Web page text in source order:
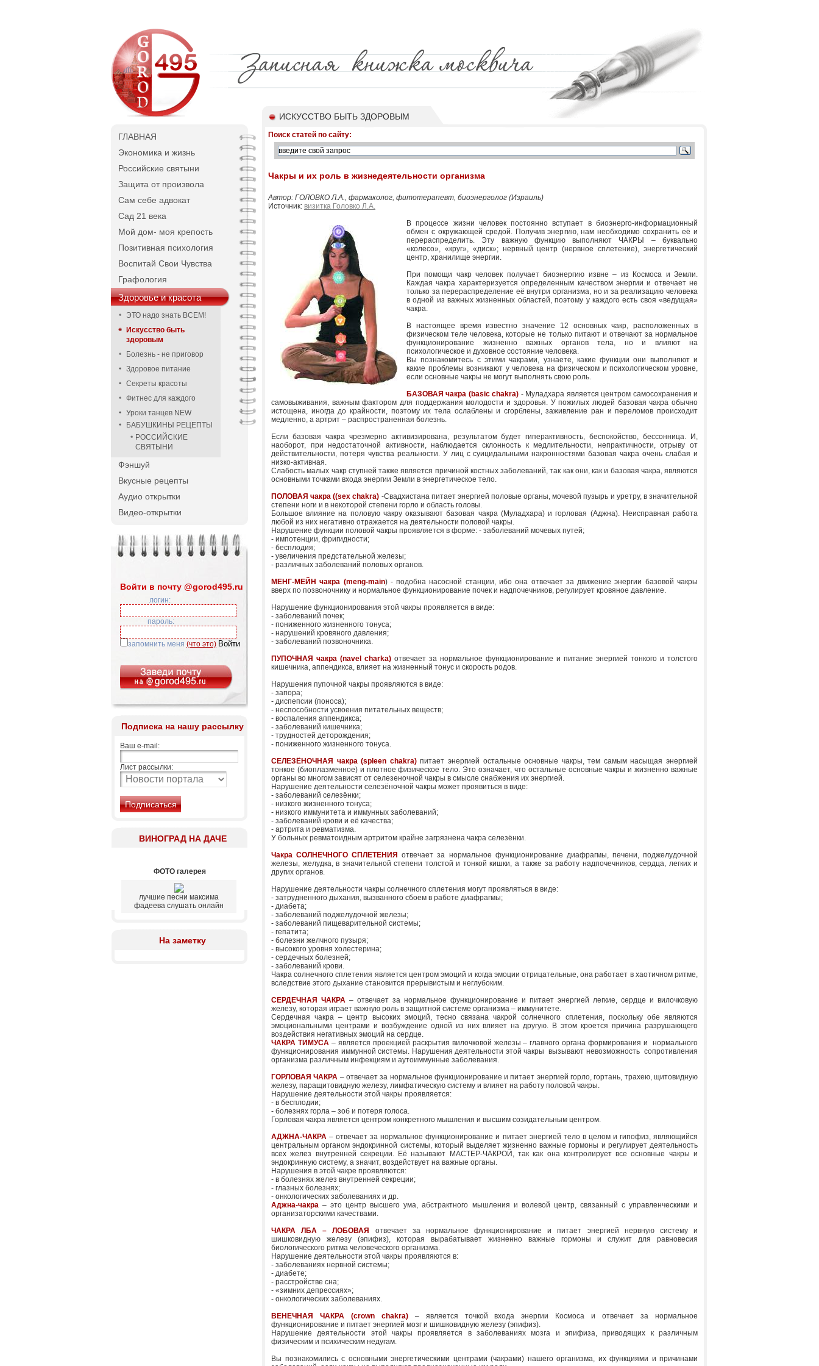
ГЛАВНАЯ
Экономика и жизнь
Российские святыни
Защита от произвола
Сам себе адвокат
Сад 21 века
Мой дом- моя крепость
Позитивная психология
Воспитай Свои Чувства
Графология
Здоровье и красота
ЭТО надо знать ВСЕМ!
Искусство быть
здоровым
Болезнь - не приговор
Здоровое питание
Секреты красоты
Фитнес для каждого
Уроки танцев NEW
БАБУШКИНЫ РЕЦЕПТЫ
РОССИЙСКИЕ
СВЯТЫНИ
Фэншуй
Вкусные рецепты
Аудио открытки
Видео-открытки
Войти в почту @gorod495.ru
логин:
пароль:
запомнить меня (что это)
Подписка на нашу рассылку
Ваш e-mail:
Лист рассылки:
ВИНОГРАД НА ДАЧЕ
ФОТО галерея
лучшие песни максима
фадеева слушать онлайн
На заметку
ИСКУССТВО БЫТЬ ЗДОРОВЫМ
Поиск статей по сайту:
Чакры и их роль в жизнедеятельности организма
Автор: ГОЛОВКО Л.А., фармаколог, фитотерапевт, биоэнерголог (Израиль)
Источник: визитка Головко Л.А.
В процессе жизни человек постоянно вступает в биоэнерго-информационный
обмен с окружающей средой. Получив энергию, нам необходимо сохранить её и
перераспределить. Эту важную функцию выполняют ЧАКРЫ – буквально
«колесо», «круг», «диск»; нервный центр (нервное сплетение), энергетический
центр, хранилище энергии.
При помощи чакр человек получает биоэнергию извне – из Космоса и Земли.
Каждая чакра характеризуется определенным качеством энергии и отвечает не
только за перераспределение её внутри организма, но и за реализацию человека
в одной из важных жизненных областей, поэтому у каждого есть своя «ведущая»
чакра.
В настоящее время известно значение 12 основных чакр, расположенных в
физическом теле человека, которые не только питают и отвечают за нормальное
функционирование жизненно важных органов тела, но и влияют на
психологическое и духовное состояние человека.
Вы познакомитесь с этими чакрами, узнаете, какие функции они выполняют и
какие проблемы возникают у человека на физическом и психологическом уровне,
если основные чакры не могут выполнять свою роль.
БАЗОВАЯ чакра (basic chakra) - Муладхара является центром самосохранения и
самовыживания, важным фактором для поддержания молодости и здоровья. У пожилых людей базовая чакра обычно
истощена, иногда до крайности, поэтому их тела ослаблены и сгорблены, заживление ран и переломов происходит
медленно, а артрит – распространенная болезнь.
Если базовая чакра чрезмерно активизирована, результатом будет гиперактивность, беспокойство, бессонница. И,
наоборот, при недостаточной активности, наблюдается склонность к медлительности, непрактичности, отрыву от
действительности, потеря чувства реальности. У лиц с суицидальными накронностями базовая чакра очень слабая и
низко-активная.
Слабость малых чакр ступней также является причиной костных заболеваний, так как они, как и базовая чакра, являются
основными точками входа энергии Земли в энергетическое тело.
ПОЛОВАЯ чакра ((sex chakra) -Свадхистана питает энергией половые органы, мочевой пузырь и уретру, в значительной
степени ноги и в некоторой степени горло и область головы.
Большое влияние на половую чакру оказывают базовая чакра (Муладхара) и горловая (Аджна). Неисправная работа
любой из них негативно отражается на деятельности половой чакры.
Нарушение функции половой чакры проявляется в форме: - заболеваний мочевых путей;
- импотенции, фригидности;
- бесплодия;
- увеличения предстательной железы;
- различных заболеваний половых органов.
МЕНГ-МЕЙН чакра (meng-main) - подобна насосной станции, ибо она отвечает за движение энергии базовой чакры
вверх по позвоночнику и нормальное функционирование почек и надпочечников, регулирует кровяное давление.
Нарушение функционирования этой чакры проявляется в виде:
- заболеваний почек;
- пониженного жизненного тонуса;
- нарушений кровяного давления;
- заболеваний позвоночника.
ПУПОЧНАЯ чакра (navel charka) отвечает за нормальное функционирование и питание энергией тонкого и толстого
кишечника, аппендикса, влияет на жизненный тонус и скорость родов.
Нарушения пупочной чакры проявляются в виде:
- запора;
- диспепсии (поноса);
- неспособности усвоения питательных веществ;
- воспаления аппендикса;
- заболеваний кишечника;
- трудностей деторождения;
- пониженного жизненного тонуса.
СЕЛЕЗЁНОЧНАЯ чакра (spleen chakra) питает энергией остальные основные чакры, тем самым насыщая энергией
тонкое (биоплазменное) и плотное физическое тело. Это означает, что остальные основные чакры и жизненно важные
органы во многом зависят от селезеночной чакры в смысле снабжения их энергией.
Нарушение деятельности селезёночной чакры может проявиться в виде:
- заболеваний селезёнки;
- низкого жизненного тонуса;
- низкого иммунитета и иммунных заболеваний;
- заболеваний крови и её качества;
- артрита и ревматизма.
У больных ревматоидным артритом крайне загрязнена чакра селезёнки.
Чакра СОЛНЕЧНОГО СПЛЕТЕНИЯ
отвечает за нормальное функционирование диафрагмы, печени, поджелудочной
железы, желудка, в значительной степени толстой и тонкой кишки, а также за работу надпочечников, сердца, легких и
других органов.
Нарушение деятельности чакры солнечного сплетения могут проявляться в виде:
- затрудненного дыхания, вызванного сбоем в работе диафрагмы;
- диабета;
- заболеваний поджелудочной железы;
- заболеваний пищеварительной системы;
- гепатита;
- болезни желчного пузыря;
- высокого уровня холестерина;
- сердечных болезней;
- заболеваний крови.
Чакра солнечного сплетения является центром эмоций и когда эмоции отрицательные, она работает в хаотичном ритме,
вследствие этого дыхание становится прерывистым и неглубоким.
СЕРДЕЧНАЯ ЧАКРА – отвечает за нормальное функционирование и питает энергией легкие, сердце и вилочковую
железу, которая играет важную роль в защитной системе организма – иммунитете.
Сердечная чакра – центр высоких эмоций, тесно связана чакрой солнечного сплетения, поскольку обе являются
эмоциональными центрами и возбуждение одной из них влияет на другую. В этом кроется причина разрушающего
воздействия негативных эмоций на сердце.
ЧАКРА ТИМУСА – является проекцией раскрытия вилочковой железы – главного органа формирования и нормального
функционирования иммунной системы. Нарушения деятельности этой чакры вызывают невозможность сопротивления
организма различным инфекциям и аутоиммунные заболевания.
ГОРЛОВАЯ ЧАКРА – отвечает за нормальное функционирование и питает энергией горло, гортань, трахею, щитовидную
железу, паращитовидную железу, лимфатическую систему и влияет на работу половой чакры.
Нарушение деятельности этой чакры проявляется:
- в бесплодии;
- болезнях горла – зоб и потеря голоса.
Горловая чакра является центром конкретного мышления и высшим созидательным центром.
АДЖНА-ЧАКРА – отвечает за нормальное функционирование и питает энергией тело в целом и гипофиз, являющийся
центральным органом эндокринной системы, который выделяет жизненно важные гормоны и регулирует деятельность
всех желез внутренней секреции. Её называют МАСТЕР-ЧАКРОЙ, так как она контролирует все основные чакры и
эндокринную систему, а значит, воздействует на важные органы.
Нарушения в этой чакре проявляются:
- в болезнях желез внутренней секреции;
- глазных болезнях;
- онкологических заболеваниях и др.
Аджна-чакра – это центр высшего ума, абстрактного мышления и волевой центр, связанный с управленческими и
организаторскими качествами.
ЧАКРА ЛБА – ЛОБОВАЯ
отвечает за нормальное функционирование и питает энергией нервную систему и
шишковидную железу (эпифиз), которая вырабатывает жизненно важные гормоны и служит для равновесия
биологического ритма человеческого организма.
Нарушение деятельности этой чакры проявляются в:
- заболеваниях нервной системы;
- диабете;
- расстройстве сна;
- «зимних депрессиях»;
- онкологических заболеваниях.
ВЕНЕЧНАЯ ЧАКРА (crown chakra)– является точкой входа энергии Космоса и отвечает за нормальное
функционирование и питает энергией мозг и шишковидную железу (эпифиз).
Нарушение деятельности этой чакры проявляется в заболеваниях мозга и эпифиза, приводящих к различным
физическим и психическим недугам.
Вы познакомились с основными энергетическими центрами (чакрами) нашего организма, их функциями и причинами